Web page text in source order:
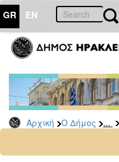
GR EN
Αρχική Ο Δήμος ...
ΔΗΜΟΣ
Διακηρύξεις
-
Δημοπρασίες
Αρχείο
2025